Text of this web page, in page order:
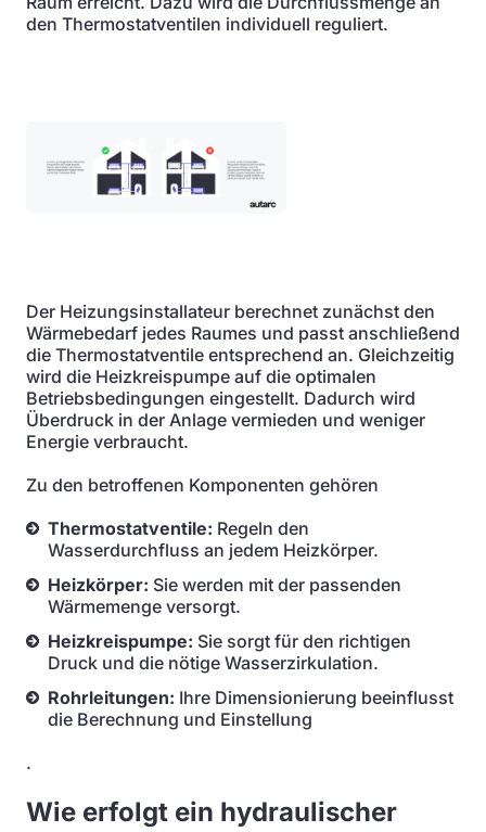
den Thermostatventilen individuell reguliert.
Der Heizungsinstallateur berechnet zunächst den
Wärmebedarf jedes Raumes und passt anschließend
die Thermostatventile entsprechend an. Gleichzeitig
wird die Heizkreispumpe auf die optimalen
Betriebsbedingungen eingestellt. Dadurch wird
Überdruck in der Anlage vermieden und weniger
Energie verbraucht.
Zu den betroffenen Komponenten gehören
Thermostatventile: Regeln den
Wasserdurchfluss an jedem Heizkörper.
Heizkörper: Sie werden mit der passenden
Wärmemenge versorgt.
Heizkreispumpe: Sie sorgt für den richtigen
Druck und die nötige Wasserzirkulation.
Rohrleitungen: Ihre Dimensionierung beeinflusst
die Berechnung und Einstellung
.
Wie erfolgt ein hydraulischer